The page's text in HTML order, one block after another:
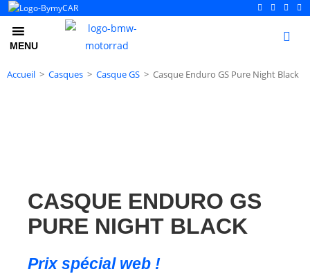
MENU
Accueil > Casques > Casque GS > Casque Enduro GS Pure Night Black
CASQUE ENDURO GS
PURE NIGHT BLACK
Prix spécial web !